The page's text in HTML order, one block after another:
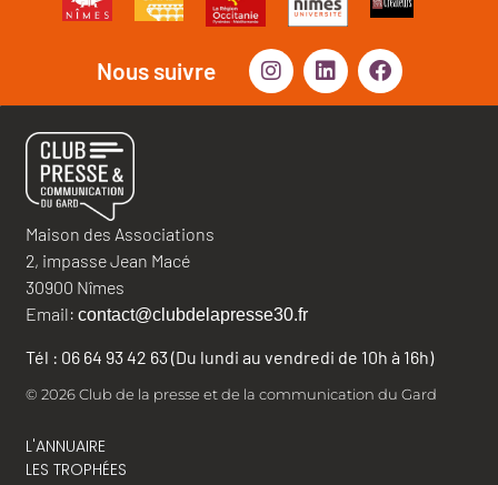
Nous suivre
Maison des Associations
2, impasse Jean Macé
30900 Nîmes
Email: contact@clubdelapresse30.fr
Tél : 06 64 93 42 63 (Du lundi au vendredi de 10h à 16h)
© 2026 Club de la presse et de la communication du Gard
L'ANNUAIRE
LES TROPHÉES